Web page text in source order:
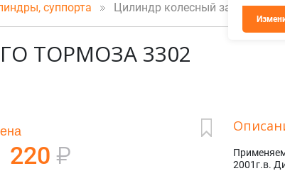
суппорта Цилиндр колесный заднего
ТОРМОЗА 3302
220 ₽
2001г.в.